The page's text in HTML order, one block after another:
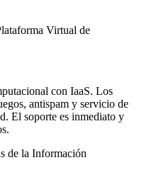
Virtual de
con IaaS. Los
antispam y servicio de
El soporte es inmediato y
de la Información